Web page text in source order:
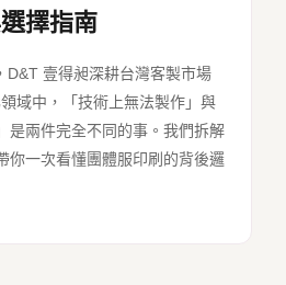
擇指南
D&T 壹得昶深耕台灣客製市場
域中，「技術上無法製作」與
是兩件完全不同的事。我們拆解
你一次看懂團體服印刷的背後邏